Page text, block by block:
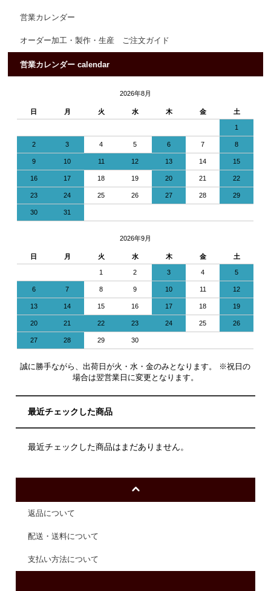
営業カレンダー
オーダー加工・製作・生産 ご注文ガイド
営業カレンダー calendar
2026年8月
日 月 火 水 木 金 土
1
2 3 4 5 6 7 8
9 10 11 12 13 14 15
16 17 18 19 20 21 22
23 24 25 26 27 28 29
30 31
2026年9月
日 月 火 水 木 金 土
1 2 3 4 5
6 7 8 9 10 11 12
13 14 15 16 17 18 19
20 21 22 23 24 25 26
27 28 29 30
誠に勝手ながら、出荷日が火・水・金のみとなります。 ※祝日の
場合は翌営業日に変更となります。
最近チェックした商品
最近チェックした商品はまだありません。
返品について
配送・送料について
支払い方法について